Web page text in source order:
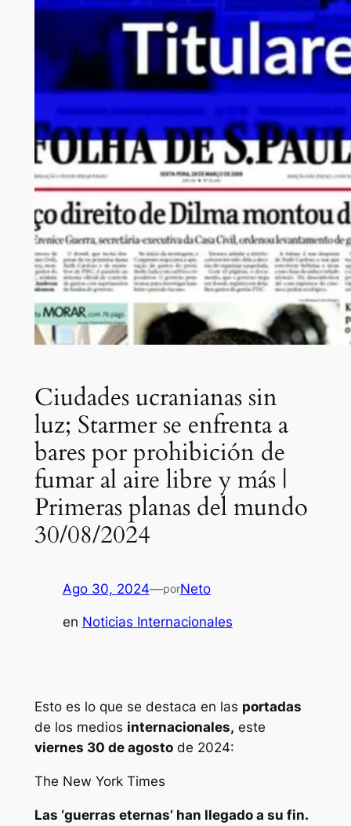
Ciudades ucranianas sin
luz; Starmer se enfrenta a
bares por prohibición de
fumar al aire libre y más |
Primeras planas del mundo
30/08/2024
Ago 30, 2024—porNeto
en Noticias Internacionales
Esto es lo que se destaca en las portadas
de los medios internacionales, este
viernes 30 de agostode 2024:
The New York Times
Las ‘guerras eternas’ han llegado a su fin.